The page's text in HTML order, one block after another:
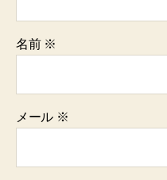
名前 ※
メール ※